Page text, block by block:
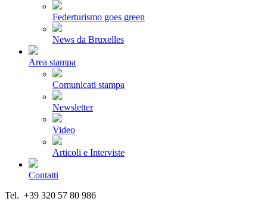
Federturismo goes green
News da Bruxelles
Area stampa
Comunicati stampa
Newsletter
Video
Articoli e Interviste
Contatti
Tel. +39 320 57 80 986